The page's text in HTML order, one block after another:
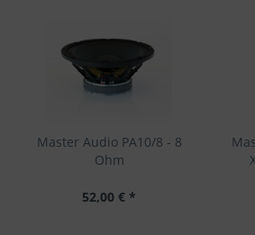
Master Audio PA10/8 - 8
Ohm
52,00 € *